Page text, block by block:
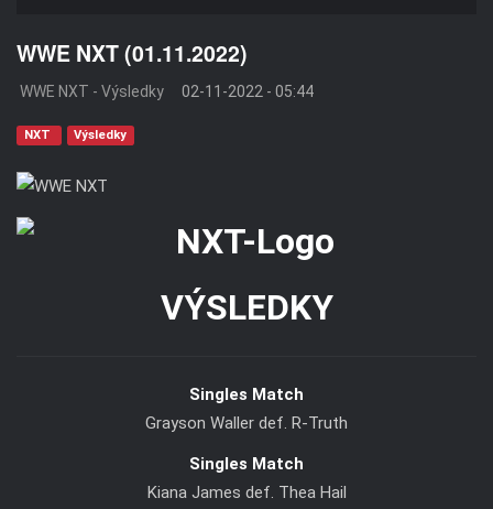
WWE NXT (01.11.2022)
WWE NXT - Výsledky 02-11-2022 - 05:44
NXT Výsledky
VÝSLEDKY
Singles Match
Grayson Waller def. R-Truth
Singles Match
Kiana James def. Thea Hail